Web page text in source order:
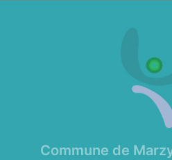
Commune de